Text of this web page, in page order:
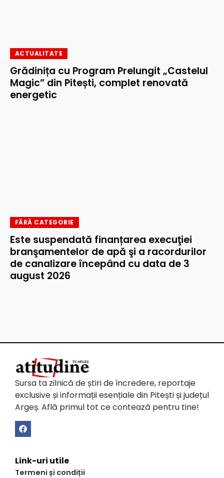
ACTUALITATE
Grădinița cu Program Prelungit „Castelul
Magic” din Pitești, complet renovată
energetic
FĂRĂ CATEGORIE
Este suspendată finanțarea execuţiei
branşamentelor de apă şi a racordurilor
de canalizare începând cu data de 3
august 2026
Sursa ta zilnică de știri de încredere, reportaje
exclusive și informații esențiale din Pitești și județul
Argeș. Află primul tot ce contează pentru tine!
Link-uri utile
Termeni și condiții